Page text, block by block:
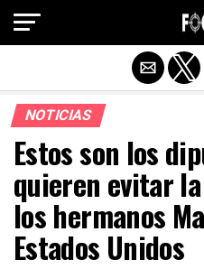
NOTICIAS
Estos son los
quieren evitar
los hermanos
Estados Unidos
Salir de la